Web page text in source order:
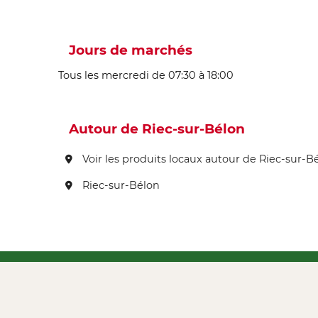
Jours de marchés
Tous les mercredi de 07:30 à 18:00
Autour de Riec-sur-Bélon
Voir les produits locaux autour de Riec-sur-
Riec-sur-Bélon